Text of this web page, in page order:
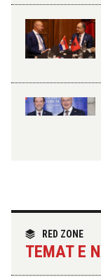
RED ZONE
TEMAT E